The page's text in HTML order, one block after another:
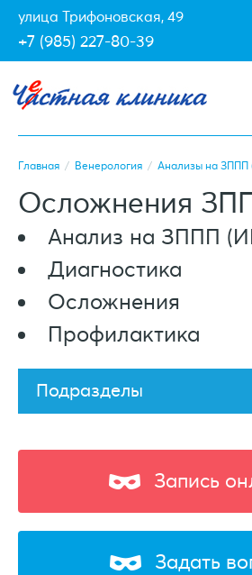
улица Трифоновская, 49
+7 (985) 227-80-39
Главная / Венерология / Анализы на ЗППП
Осложнения
Анализ на ЗППП
Диагностика
Осложнения
Профилактика
Подразделы
Запись
Задать